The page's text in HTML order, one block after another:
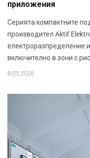
приложения
Серията компактните
производител Aktif
електроразпределение
включително в зони с
8.05.2026